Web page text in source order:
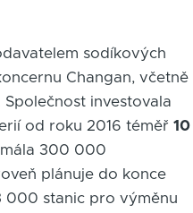
sodíkových
Changan, včetně
investovala
od roku 2016 téměř 10
300 000
plánuje do konce
000 stanic pro výměnu